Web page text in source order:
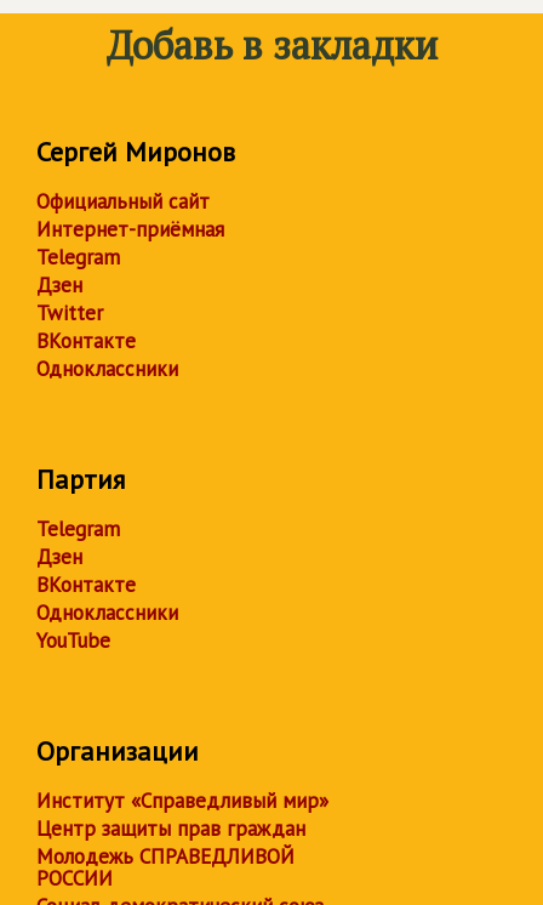
Добавь в закладки
Сергей Миронов
Официальный сайт
Интернет-приёмная
Telegram
Дзен
Twitter
ВКонтакте
Одноклассники
Партия
Telegram
Дзен
ВКонтакте
Одноклассники
YouTube
Организации
Институт «Справедливый мир»
Центр защиты прав граждан
Молодежь СПРАВЕДЛИВОЙ
РОССИИ